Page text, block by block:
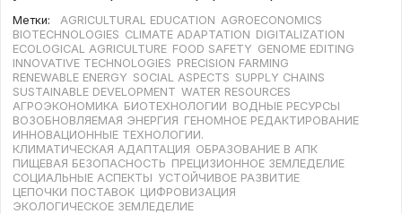
Метки: AGRICULTURAL EDUCATION AGROECONOMICS
BIOTECHNOLOGIES CLIMATE ADAPTATION DIGITALIZATION
ECOLOGICAL AGRICULTURE FOOD SAFETY GENOME EDITING
INNOVATIVE TECHNOLOGIES PRECISION FARMING
RENEWABLE ENERGY SOCIAL ASPECTS SUPPLY CHAINS
SUSTAINABLE DEVELOPMENT WATER RESOURCES
АГРОЭКОНОМИКА БИОТЕХНОЛОГИИ ВОДНЫЕ РЕСУРСЫ
ВОЗОБНОВЛЯЕМАЯ ЭНЕРГИЯ ГЕНОМНОЕ РЕДАКТИРОВАНИЕ
ИННОВАЦИОННЫЕ ТЕХНОЛОГИИ.
КЛИМАТИЧЕСКАЯ АДАПТАЦИЯ ОБРАЗОВАНИЕ В АПК
ПИЩЕВАЯ БЕЗОПАСНОСТЬ ПРЕЦИЗИОННОЕ ЗЕМЛЕДЕЛИЕ
СОЦИАЛЬНЫЕ АСПЕКТЫ УСТОЙЧИВОЕ РАЗВИТИЕ
ЦЕПОЧКИ ПОСТАВОК ЦИФРОВИЗАЦИЯ
ЭКОЛОГИЧЕСКОЕ ЗЕМЛЕДЕЛИЕ